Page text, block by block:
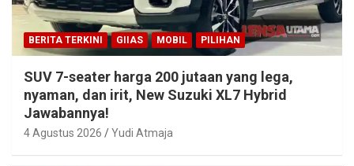
BERITA TERKINI GIIAS MOBIL PILIHAN
SUV 7-seater harga 200 jutaan yang lega,
nyaman, dan irit, New Suzuki XL7 Hybrid
Jawabannya!
4 Agustus 2026 Yudi Atmaja